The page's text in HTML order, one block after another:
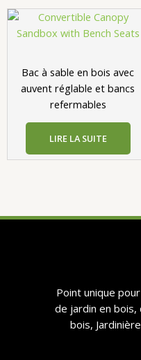
Bac à sable en bois avec
auvent réglable et bancs
refermables
LIRE LA SUITE
​​Point unique
de jardin en bois,
bois,